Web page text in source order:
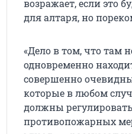
возражает, если это
для алтаря, но
«Дело в том, что там
одновременно
совершенно
которые в любом
должны
противопожарных